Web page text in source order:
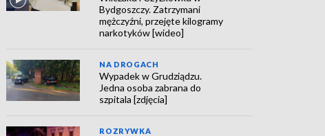
Bydgoszczy. Zatrzymani
mężczyźni, przejęte kilogramy
narkotyków [wideo]
NA DROGACH
Wypadek w Grudziądzu.
Jedna osoba zabrana do
szpitala [zdjęcia]
ROZRYWKA